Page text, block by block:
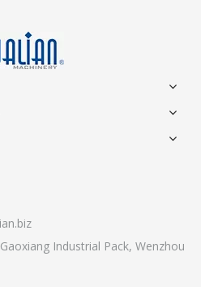
Industrial Pack, Wenzhou